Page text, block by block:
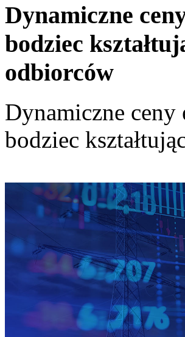
Dynamiczne
bodziec
odbiorców
Dynamiczne
bodziec